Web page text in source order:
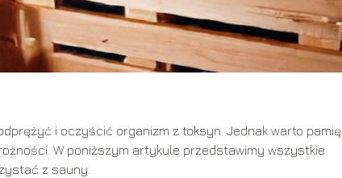
i oczyścić organizm z toksyn. Jednak warto
W poniższym artykule przedstawimy wszystkie
z sauny.